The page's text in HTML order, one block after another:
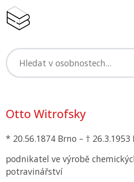
Otto Witrofsky
* 20.56.1874 Brno – † 26.3.1953
podnikatel ve výrobě
potravinářství